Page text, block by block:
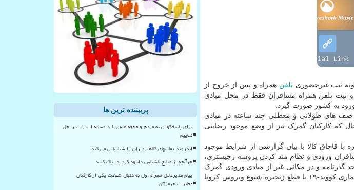
تلفن همراه و پس از خروج از
ثبت تلفن همراه مسافران فقط در محل مبادی
به کشور صورت گیرد.
های طولانی و معطلی چند ساعته در مبادی
که کارکنان گمرک نیز از وضع موجود رضایتی
با قاچاق کالا با بیان گزارشی از شرایط موجود
ورودی و نظام مند کردن پروسه رجیستری،
و در مکانی غیر از مبادی ورودی گمرک
صورت گیرد تا ضمن جلوگیری از سوءاستفاده های احتمالی از اجرای طرح، از تجمع و شیوع بیماری کووید-۱۹ با قطع زنجیره شیوع ویروس کرونا
پربیننده ترین ها
برای پاسخگویی به مردم و جامعه علمی باید مساله اینترنت را حل
نماییم
اندروید تماسهای کلاهبرداران را شناسایی می کند
هرآنچه از منابع ناشناس دانلود کردید، پاک کنید
پیام مدیرعامل همراه اول به دنبال شهادت یکی از کارکنان
مخابرات هرمزگان